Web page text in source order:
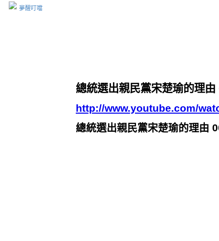
夢醒叮噹
總統選出親民黨宋楚瑜的理由
http://www.youtube.com/
總統選出親民黨宋楚瑜的理由